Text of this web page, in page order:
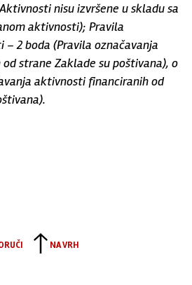
nisu izvršene u skladu sa
aktivnosti); Pravila
2 boda (Pravila označavanja
strane Zaklade su poštivana), o
aktivnosti financiranih od
NA VRH